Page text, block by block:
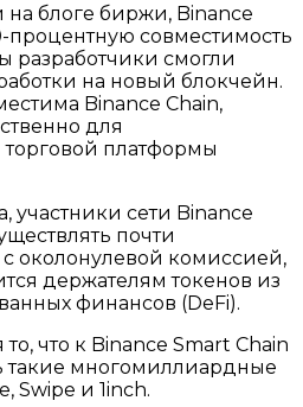
блоге биржи, Binance
процентную совместимость
разработчики смогли
на новый блокчейн.
Binance Chain,
для
платформы
участники сети Binance
почти
околонулевой комиссией,
держателям токенов из
финансов (DeFi).
что к Binance Smart Chain
многомиллиардные
Swipe и 1inch.